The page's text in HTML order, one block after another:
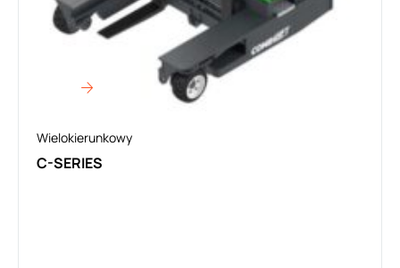
Wielokierunkowy
C-SERIES